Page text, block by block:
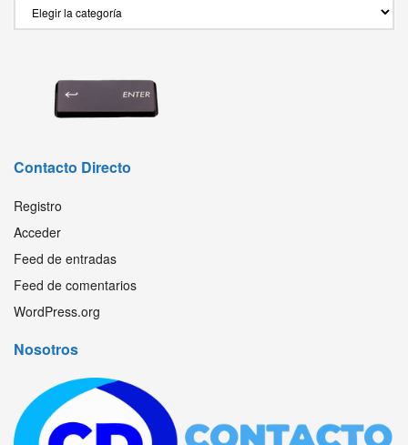
Contacto Directo
Registro
Acceder
Feed de entradas
Feed de comentarios
WordPress.org
Nosotros